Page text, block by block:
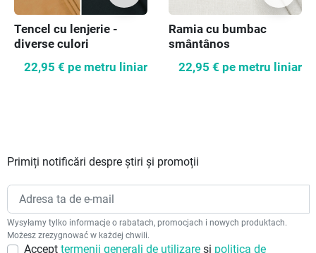
Tencel cu lenjerie -
diverse culori
22,95 € pe metru liniar
Ramia cu bumbac
smântânos
22,95 € pe metru liniar
Primiți notificări despre știri și promoții
Wysyłamy tylko informacje o rabatach, promocjach i nowych produktach.
Możesz zrezygnować w każdej chwili.
Accept termenii generali de utilizare și politica de